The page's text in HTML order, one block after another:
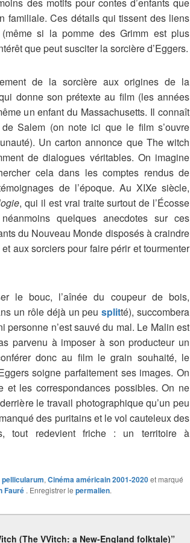
familiale. Ces détails qui tissent des liens
si la pomme des Grimm est plus
que peut susciter la sorcière d’Eggers.
de la sorcière aux origines de la
donne son prétexte au film (les années
un enfant du Massachusetts. Il connaît
Salem (on note ici que le film s’ouvre
Un carton annonce que The witch
de dialogues véritables. On imagine
cela dans les comptes rendus de
de l’époque. Au XIXe siècle,
, qui il est vrai traite surtout de l’Écosse
quelques anecdotes sur ces
du Nouveau Monde disposés à craindre
aux sorciers pour faire périr et tourmenter
le bouc, l’aînée du coupeur de bois,
un rôle déjà un peusplitté), succombera
personne n’est sauvé du mal. Le Malin est
parvenu à imposer à son producteur un
donc au film le grain souhaité, le
soigne parfaitement ses images. On
et les correspondances possibles. On ne
le travail photographique qu’un peu
des puritains et le vol cauteleux des
tout redevient friche : un territoire à
pellicularum, Cinéma américain 2001-2020et marqué
Fauré . Enregistrer le permalien.
(The VVitch: a New-England folktale)”